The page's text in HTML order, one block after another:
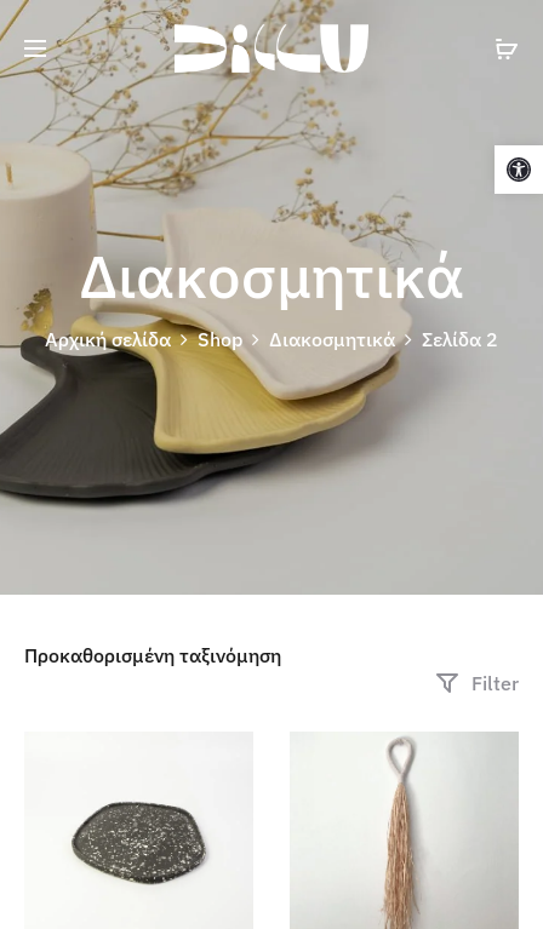
Cart
Διακοσμητικά
Αρχική σελίδα Shop Διακοσμητικά Σελίδα 2
Filter
Ανοίξτε τη γραμμή εργαλείων